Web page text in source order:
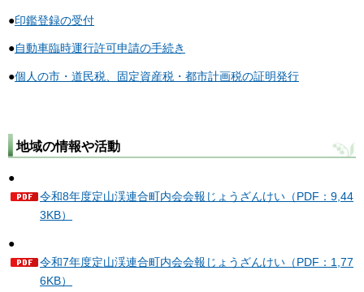
●印鑑登録の受付
●自動車臨時運行許可申請の手続き
●個人の市・道民税、固定資産税・都市計画税の証明発行
地域の情報や活動
●
令和8年度定山渓連合町内会会報じょうざんけい（PDF：9,44
3KB）
●
令和7年度定山渓連合町内会会報じょうざんけい（PDF：1,77
6KB）